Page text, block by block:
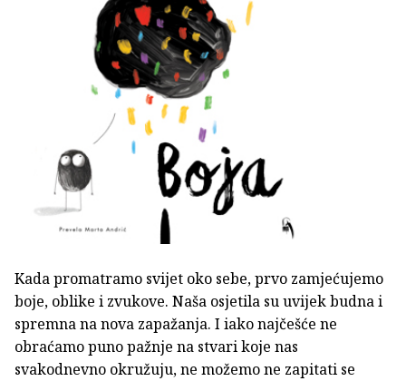
Kada promatramo svijet oko sebe, prvo zamjećujemo
boje, oblike i zvukove. Naša osjetila su uvijek budna i
spremna na nova zapažanja. I iako najčešće ne
obraćamo puno pažnje na stvari koje nas
svakodnevno okružuju, ne možemo ne zapitati se